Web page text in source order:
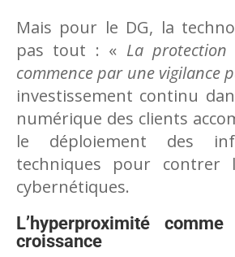
Mais pour le DG, la
pas tout : « La protection
commence par une vigilance
investissement continu
numérique des clients
le déploiement des
techniques pour contrer
cybernétiques.
L’hyperproximité
croissance